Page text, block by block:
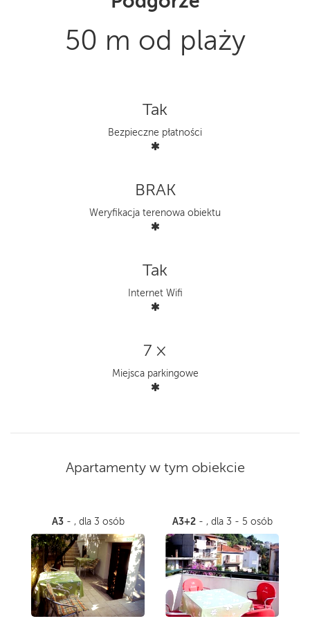
50 m od plaży
Tak
Bezpieczne płatności
BRAK
Weryfikacja terenowa obiektu
Tak
Internet Wifi
7 ×
Miejsca parkingowe
Apartamenty w tym obiekcie
A3- , dla 3 osób A3+2- , dla 3 - 5 osób